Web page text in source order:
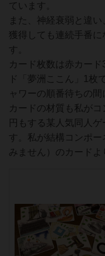
ています。
また、神経衰弱と違
獲得しても連続手番
す。
カード枚数は赤カー
ド「夢洲ここん」1枚
ャワーの順番待ちの
カードの材質も私が
円もする某人気同人
す。私が結構コンポー
みません）のカードよ